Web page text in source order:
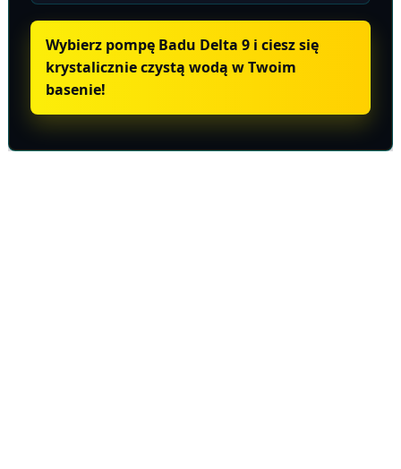
Wybierz pompę Badu Delta 9 i ciesz się
krystalicznie czystą wodą w Twoim
basenie!